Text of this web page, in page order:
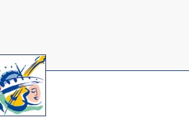
(Öffnet
in